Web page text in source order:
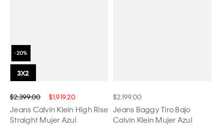
$2,399.00 $1,919.20
Jeans Calvin Klein High Rise
Straight Mujer Azul
$2,199.00
Jeans Baggy Tiro Bajo
Calvin Klein Mujer Azul